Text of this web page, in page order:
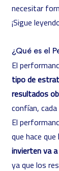
necesitar
¡Sigue
¿Qué es el
El
tipo de
resultados
confían,
El
que hace que
invierten va
ya que los